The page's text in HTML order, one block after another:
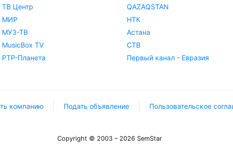
ТВ Центр
МИР
МУЗ-ТВ
MusicBox TV
РТР-Планета
QAZAQSTAN
НТК
Астана
СТВ
Первый канал - Евразия
компанию Подать объявление Пользовательское
Copyright © 2003 – 2026 SemStar